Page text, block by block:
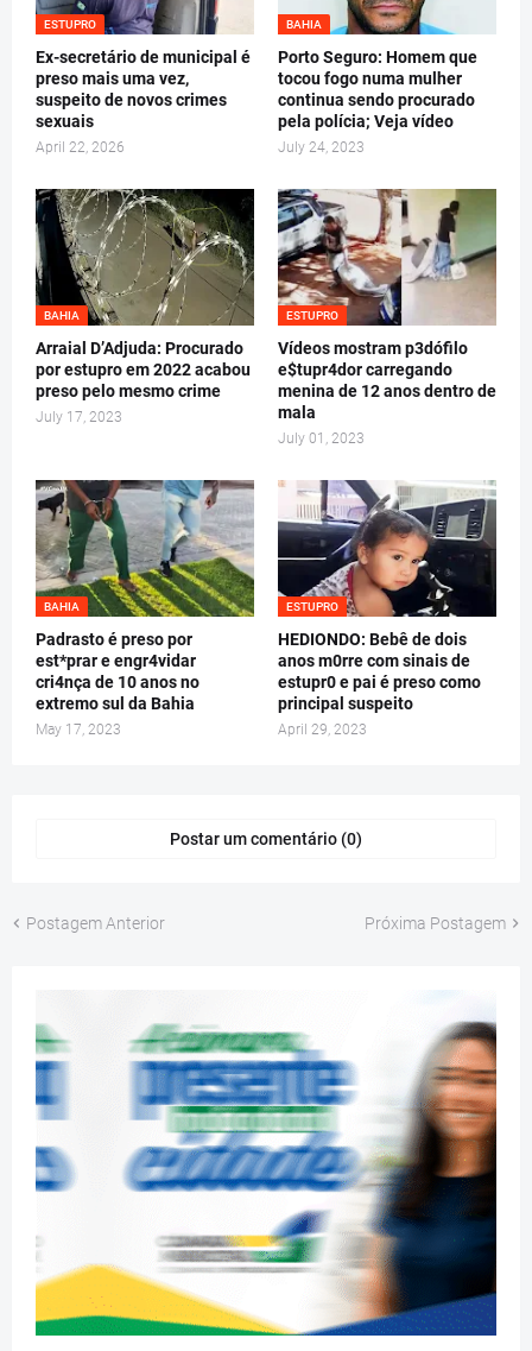
ESTUPRO
Ex-secretário de municipal é
preso mais uma vez,
suspeito de novos crimes
sexuais
April 22, 2026
BAHIA
Porto Seguro: Homem que
tocou fogo numa mulher
continua sendo procurado
pela polícia; Veja vídeo
July 24, 2023
BAHIA
Arraial D’Adjuda: Procurado
por estupro em 2022 acabou
preso pelo mesmo crime
July 17, 2023
ESTUPRO
Vídeos mostram p3dófilo
e$tupr4dor carregando
menina de 12 anos dentro de
mala
July 01, 2023
BAHIA
Padrasto é preso por
est*prar e engr4vidar
cri4nça de 10 anos no
extremo sul da Bahia
May 17, 2023
ESTUPRO
HEDIONDO: Bebê de dois
anos m0rre com sinais de
estupr0 e pai é preso como
principal suspeito
April 29, 2023
Postar um comentário (0)
Postagem Anterior Próxima Postagem